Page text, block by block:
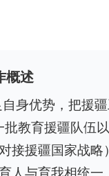
概述
身优势，把援
教育援疆队伍
接援疆国家战略
人与育我相统